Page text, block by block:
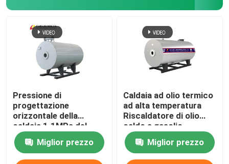
Pressione di
progettazione
orizzontale della
caldaia 1.1MPa del
riscaldatore dell'olio
termico Efficienza
termica di 96%.
Miglior prezzo
Caldaia ad olio termico
ad alta temperatura
Riscaldatore di olio
caldo a gasolio
orizzontale
Miglior prezzo